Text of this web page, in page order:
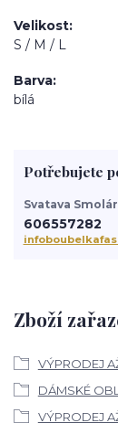
Velikost
S / M / L
Barva
bílá
Zboží
VÝPRODEJ
DÁMSKÉ
VÝPRODEJ
Potřebujete
Svatava
606557282